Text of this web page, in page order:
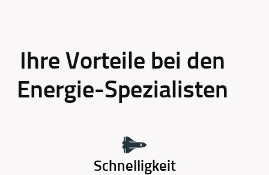
Ihre Vorteile bei den
Energie-Spezialisten
Schnelligkeit